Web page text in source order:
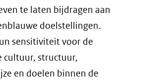
te laten bijdragen aan
doelstellingen.
sensitiviteit voor de
cultuur, structuur,
en doelen binnen de